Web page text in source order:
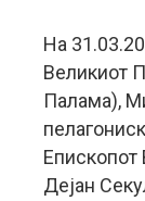
На
Великиот
Палама),
Епископот
Дејан